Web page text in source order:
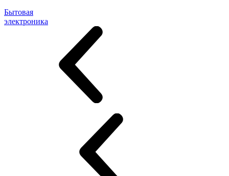
Бытовая
электроника